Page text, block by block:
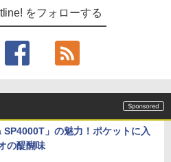
をフォローする
SP4000T」の魅力！ポケットに入
の醍醐味